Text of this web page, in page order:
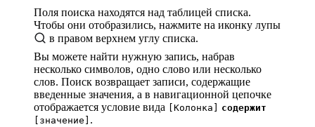
Поля поиска находятся над таблицей списка.
Чтобы они отобразились, нажмите на иконку лупы
в правом верхнем углу списка.
Вы можете найти нужную запись, набрав
несколько символов, одно слово или несколько
слов. Поиск возвращает записи, содержащие
введенные значения, а в навигационной цепочке
отображается условие вида
[Колонка]
содержит
[значение] .